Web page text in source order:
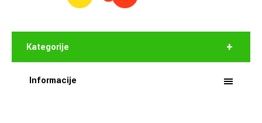
Kategorije
Informacije